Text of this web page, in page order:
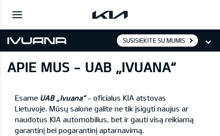
SUSISIEKITE SU MUMIS
APIE MUS - UAB „IVUANA“
Esame UAB „Ivuana“- oficialus KIA atstovas
Lietuvoje. Mūsų salone galite ne tik įsigyti naujus ar
naudotus KIA automobilius, bet ir gauti visą reikiamą
garantinį bei pogarantinį aptarnavimą.